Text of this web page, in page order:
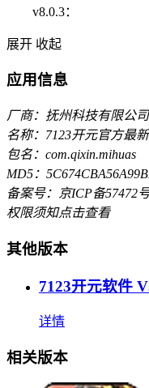
v8.0.3：
展开 收起
应用信息
厂商：抚州科技有限公司
名称：7123开元官方最
包名：com.qixin.mihuas
MD5：
备案号：京ICP备57472
权限须知点击查看
其他版本
7123开元软件
详情
相关版本